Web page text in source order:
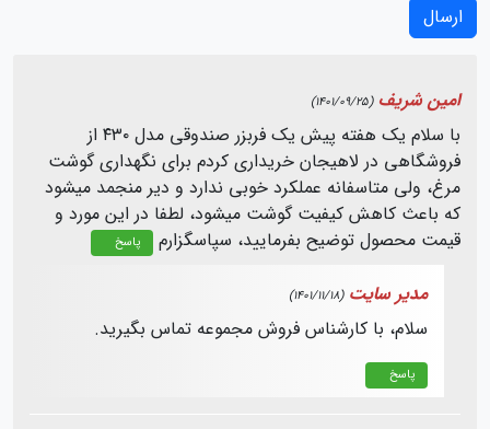
ارسال
امین شریف (1401/09/25)
با سلام یک هفته پیش یک فربزر صندوقی مدل ۴۳۰ از
فروشگاهی در لاهیجان خریداری کردم برای نگهداری گوشت
مرغ، ولی متاسفانه عملکرد خوبی ندارد و دیر منجمد میشود
که باعث کاهش کیفیت گوشت میشود، لطفا در این مورد و
قیمت محصول توضیح بفرمایید، سپاسگزارم
پاسخ
مدیر سایت (1401/11/18)
سلام، با کارشناس فروش مجموعه تماس بگیرید.
پاسخ